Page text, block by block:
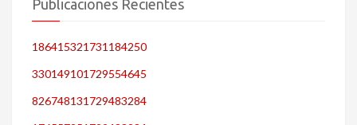
Publicaciones Recientes
186415321731184250
330149101729554645
826748131729483284